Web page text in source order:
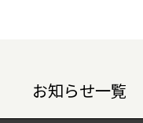
お知らせ一覧